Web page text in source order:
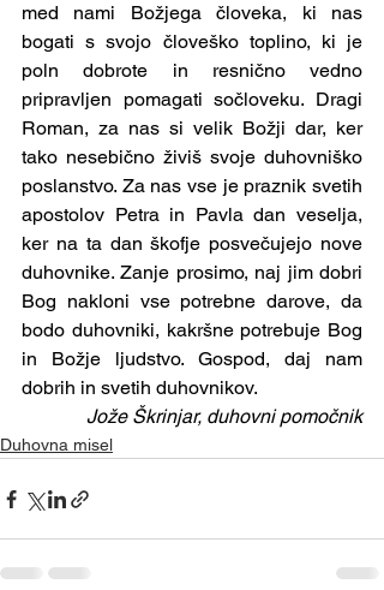
med nami Božjega človeka, ki nas
bogati s svojo človeško toplino, ki je
poln dobrote in resnično vedno
pripravljen pomagati sočloveku. Dragi
Roman, za nas si velik Božji dar, ker
tako nesebično živiš svoje duhovniško
poslanstvo. Za nas vse je praznik svetih
apostolov Petra in Pavla dan veselja,
ker na ta dan škofje posvečujejo nove
duhovnike. Zanje prosimo, naj jim dobri
Bog nakloni vse potrebne darove, da
bodo duhovniki, kakršne potrebuje Bog
in Božje ljudstvo. Gospod, daj nam
dobrih in svetih duhovnikov.
Jože Škrinjar, duhovni pomočnik
Duhovna misel